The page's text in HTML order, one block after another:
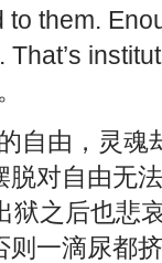
them.
由，灵魂
对自由无
狱之后也悲
一滴尿都